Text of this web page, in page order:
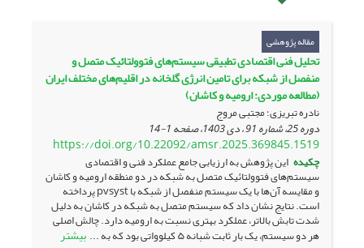
مقاله پژوهشی
تحلیل فنی اقتصادی تطبیقی سیستم‌های فتوولتائیک متصل و
منفصل از شبکه برای تامین انرژی گلخانه در اقلیم‌های مختلف ایران
(مطالعه موردی: ارومیه و کاشان)
نادره تبریزی؛ مجتبی مروج
دوره 25، شماره 91 ، دی 1403، صفحه 1-14
https://doi.org/10.22092/amsr.2025.369845.1519
چکیده این پژوهش به ارزیابی جامع عملکرد فنی و اقتصادی
سیستم‌های فتوولتائیک متصل به شبکه در دو منطقه ارومیه و کاشان
و مقایسه آن‌ها با یک سیستم منفصل از شبکه با pvsyst پرداخته
است. نتایج نشان داد که سیستم متصل به شبکه در کاشان به دلیل
شدت تابش بالاتر، عملکرد بهتری نسبت به ارومیه دارد. چالش اصلی
هر دو سیستم، یک بار ثابت شبانه ۵ کیلوواتی بود که به ... بیشتر